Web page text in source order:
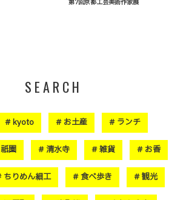
第7回京都工芸美術作家展
SEARCH
kyoto お土産 ランチ
祇園 清水寺 雑貨 お香
ちりめん細工 食べ歩き 観光